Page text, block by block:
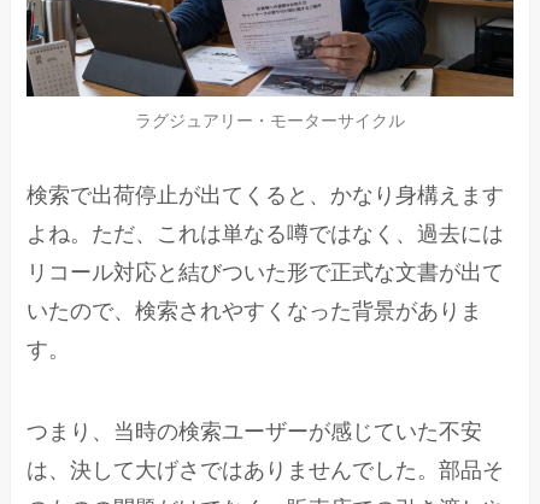
ラグジュアリー・モーターサイクル
検索で出荷停止が出てくると、かなり身構えます
よね。ただ、これは単なる噂ではなく、過去には
リコール対応と結びついた形で正式な文書が出て
いたので、検索されやすくなった背景がありま
す。
つまり、当時の検索ユーザーが感じていた不安
は、決して大げさではありませんでした。部品そ